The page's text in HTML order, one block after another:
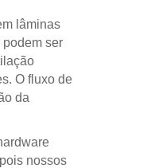
lâminas
ser
O fluxo de
da
nossos